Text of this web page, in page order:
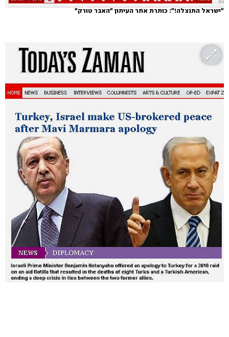
"ישראל התנצלה!": כותרת אתר העיתון "האבר טורק"